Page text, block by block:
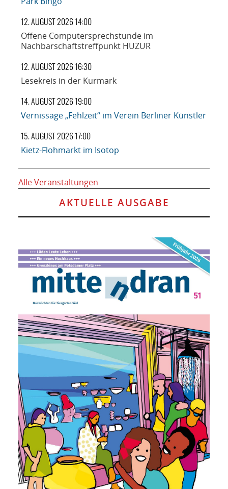
12. AUGUST 2026 14:00
Offene Computersprechstunde im
Nachbarschaftstreffpunkt HUZUR
12. AUGUST 2026 16:30
Lesekreis in der Kurmark
14. AUGUST 2026 19:00
Vernissage „Fehlzeit“ im Verein Berliner Künstler
15. AUGUST 2026 17:00
Kietz-Flohmarkt im Isotop
Alle Veranstaltungen
AKTUELLE AUSGABE